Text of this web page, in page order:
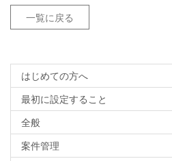
一覧に戻る
はじめての方へ
最初に設定すること
全般
案件管理